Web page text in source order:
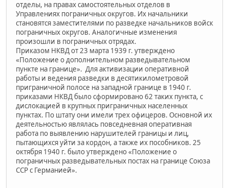
отделы, на правах самостоятельных отделов в
Управлениях пограничных округов. Их начальники
становятся заместителями по разведке начальников войск
пограничных округов. Аналогичные изменения
произошли в пограничных отрядах.
Приказом НКВД от 23 марта 1939 г. утверждено
«Положение о дополнительном разведывательном
пункте на границе». Для активизации оперативной
работы и ведения разведки в десятикилометровой
приграничной полосе на западной границе в 1940 г.
приказами НКВД было сформировано 62 таких пункта, с
дислокацией в крупных приграничных населенных
пунктах. По штату они имели трех офицеров. Основной их
деятельностью являлась повседневная оперативная
работа по выявлению нарушителей границы и лиц,
пытающихся уйти за кордон, а также их пособников. 25
октября 1940 г. было утверждено «Положение о
пограничных разведывательных постах на границе Союза
ССР с Германией».